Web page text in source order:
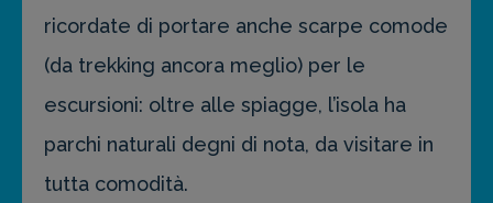
ricordate di portare anche scarpe comode
(da trekking ancora meglio) per le
escursioni: oltre alle spiagge, l’isola ha
parchi naturali degni di nota, da visitare in
tutta comodità.